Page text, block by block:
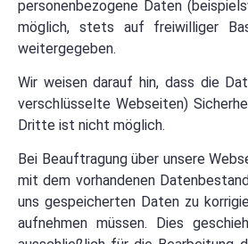
personenbezogene Daten
möglich, stets auf freiwilliger
weitergegeben.
Wir weisen darauf hin, dass die
verschlüsselte Webseiten)
Dritte ist nicht möglich.
Bei Beauftragung über unsere
mit dem vorhandenen
uns gespeicherten Daten zu
aufnehmen müssen. Dies